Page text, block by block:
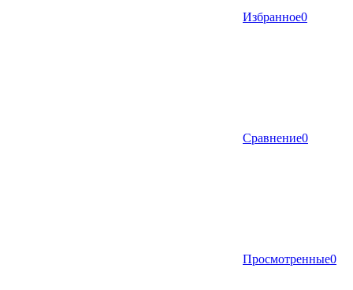
Избранное0
Сравнение0
Просмотренные0